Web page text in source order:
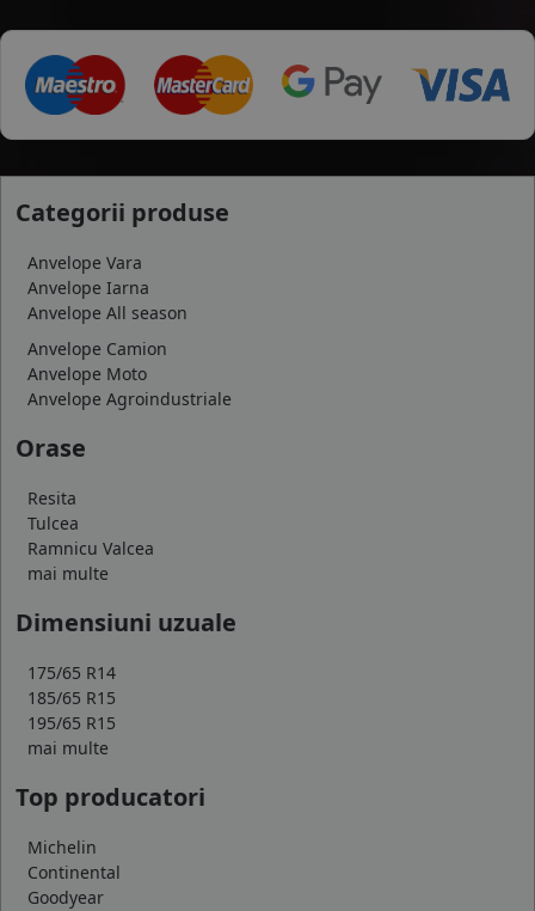
Categorii produse
Anvelope Vara
Anvelope Iarna
Anvelope All season
Anvelope Camion
Anvelope Moto
Anvelope Agroindustriale
Orase
Resita
Tulcea
Ramnicu Valcea
mai multe
Dimensiuni uzuale
175/65 R14
185/65 R15
195/65 R15
mai multe
Top producatori
Michelin
Continental
Goodyear